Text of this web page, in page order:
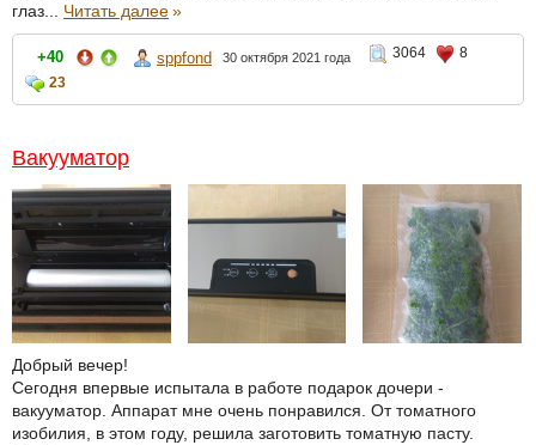
глаз... Читать далее»
+40 sppfond 30 октября 2021 года 3064
8
23
Вакууматор
Добрый вечер!
Сегодня впервые испытала в работе подарок дочери -
вакууматор. Аппарат мне очень понравился. От томатного
изобилия, в этом году, решила заготовить томатную пасту.